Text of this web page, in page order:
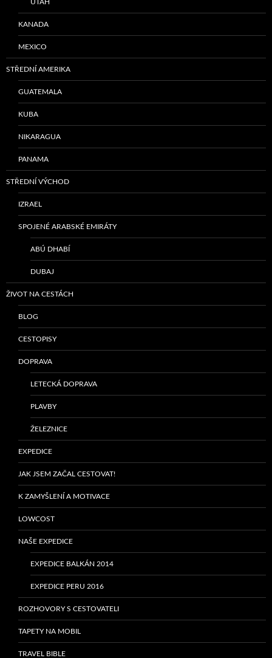
UTAH
KANADA
MEXICO
STŘEDNÍ AMERIKA
GUATEMALA
KUBA
NIKARAGUA
PANAMA
STŘEDNÍ VÝCHOD
IZRAEL
SPOJENÉ ARABSKÉ EMIRÁTY
ABÚ DHABÍ
DUBAJ
ŽIVOT NA CESTÁCH
BLOG
CESTOPISY
DOPRAVA
LETECKÁ DOPRAVA
PLAVBY
ŽELEZNICE
EXPEDICE
JAK JSEM ZAČAL CESTOVAT!
K ZAMYŠLENÍ A MOTIVACE
LOWCOST
NAŠE EXPEDICE
EXPEDICE BALKÁN 2014
EXPEDICE PERU 2016
ROZHOVORY S CESTOVATELI
TAPETY NA MOBIL
TRAVEL BIBLE